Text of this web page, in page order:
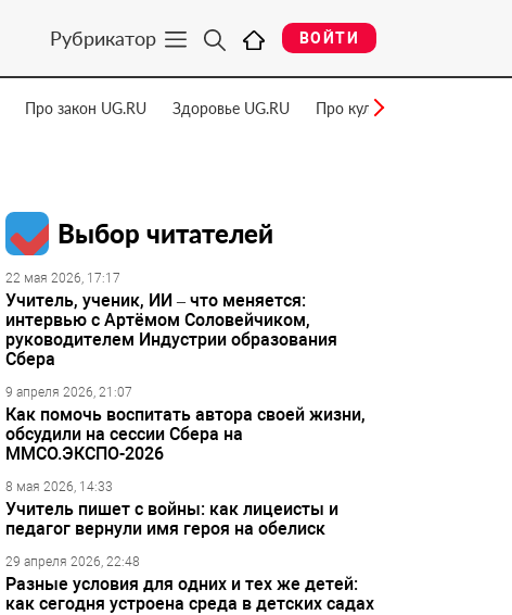
Рубрикатор ВОЙТИ
Про закон UG.RU Здоровье UG.RU Про культуру UG.RU
Выбор читателей
22 мая 2026, 17:17
Учитель, ученик, ИИ – что меняется:
интервью с Артёмом Соловейчиком,
руководителем Индустрии образования
Сбера
9 апреля 2026, 21:07
Как помочь воспитать автора своей жизни,
обсудили на сессии Сбера на
ММСО.ЭКСПО-2026
8 мая 2026, 14:33
Учитель пишет с войны: как лицеисты и
педагог вернули имя героя на обелиск
29 апреля 2026, 22:48
Разные условия для одних и тех же детей:
как сегодня устроена среда в детских садах